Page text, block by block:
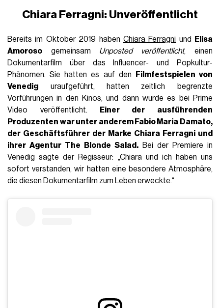
Chiara Ferragni: Unveröffentlicht
Bereits im Oktober 2019 haben Chiara Ferragni und
Elisa
Amoroso gemeinsam Unposted veröffentlicht, einen
Dokumentarfilm über das Influencer- und Popkultur-
Phänomen. Sie hatten es auf den
Filmfestspielen von
Venedig uraufgeführt, hatten zeitlich begrenzte
Vorführungen in den Kinos, und dann wurde es bei Prime
Video veröffentlicht.
Einer der ausführenden
Produzenten war unter anderem Fabio Maria Damato,
der Geschäftsführer der Marke Chiara Ferragni und
ihrer Agentur The Blonde Salad. Bei der Premiere in
Venedig sagte der Regisseur: „Chiara und ich haben uns
sofort verstanden, wir hatten eine besondere Atmosphäre,
die diesen Dokumentarfilm zum Leben erweckte.“